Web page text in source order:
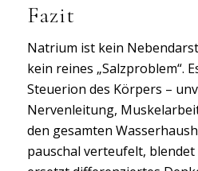
Fazit
Natrium ist kein
kein reines „Salzproblem“.
Steuerion des Körpers –
Nervenleitung,
den gesamten
pauschal verteufelt,